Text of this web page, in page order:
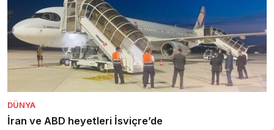
DÜNYA
İran ve ABD heyetleri İsviçre’de